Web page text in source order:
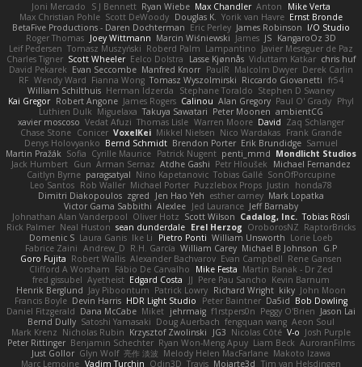
Joni Mercado S J Bennett Ryan Wiebe Max Chandler Anton
Mike Verta
Max Christian Pohle Scott DeWoody Douglas K. Yorik van Havre Ernst Bronde
BetaFive Productions - Daren Dochterman Eric Perley James Robinson I/O Studio
Roger Thomas Joey Wittmann Marcin Wiśniewski James JS KangaroOz 3D
Leif Pedersen Tomasz Muszyński Roberd Palm Lampantino Javier Meseguer de Paz
Charles Tigner Scott Wheeler Eelco Dolstra Lasse Kjønnås Viduttam Katkar chris huf
David Pekarek Evan Seccombe Manfred Knorr PaulR Malcolm Dwyer Derek Carlin
RF Wendy Ward Fianna Wong Tomasz Wyszolmirski Riccardo Giovanetti fr54
William Schilthuis Herman Idzerda Stephane Toraldo Stephen D Swaney
Kai Gregor Robert Angone James Rogers Calinou Alan Gregory Paul O' Grady Phyl
Luthien Dulk Miguelaxa Takuya Sawatari Peter Moonen ambientCG
xavier moscoso Vedat Afuzi Thomas Lisle Warren Moore David Zaq Schlanger
Chase Stone Conicer VoxelKei Mikkel Nielsen Nico Wardakas Frank Grande
Denys Holovyanko Bernd Schmidt Brendon Porter Erik Brundidge Samuel
Martin Pražák Sofia Cyrille Maurice Patrick Nugent penti_mmd Mondlicht Studios
Jack Humbert Gun Arman Sernaz Atdhe Gashi Petr Hloušek
Michael Fernandez
Caitlyn Byrne paragsatyal Nino Kapetanovic Tobias Gallé SonOfPorcupine
Leo Santos Rob Waller Michael Porter Puzzlebox Props Justin
honda78
Dimitri Diakopoulos zgred Jen Hao Yeh esther carney Mark Lopatka
Victor Gama Sabbithi Alexlee Jed Laurance Jeff Barnaby
Johnathan Alan Vanderpool Oliver Hotz Scott Wilson Cadalog, Inc. Tobias Rösli
Rick Palmer Neal Huston sean dunderdale Erel Herzog OroborosNZ RaptorBricks
Domenic S Laura Ganis Ike Li Pietro Ponti William Unsworth Lorie Loeb
Fabrice Zaini Andrew_D R.H. García William Carey Michael B Johnson
G.P
Goro Fujita Robert Wallis Alexander Bachvarov Evan Campbell Rene Gansen
Clifford A Worsham Fábio De Carvalho Mike Festa Martin Banak - Dr Zed
fred gissubel Ayetheist Edgard Costa JJ Pere Pau Sancho Kevin Barnum
Henrik Berglund Jay Piboontum Patrick Lowry Richard Wright kiky John Moon
Francis Boyle Devin Harris HDR Light Studio Peter Baintner Da5id Bob Dowling
Daniel Fitzgerald Dana McCabe Miket jehrmaig f1rstpers0n Peggy O'Brien Jason Lai
Bernd Dully Satoshi Yamasaki Doug Auerbach fengquan wang Aeon Soul
Mark Krenz Nicholas Rubin Krzysztof Zwolinski JG3 Nicolas Côté V-o Josh Purple
Peter Rittinger Benjamin Schechter Ryan Won-Meng Apuy Liam Beck AuroranFilms
Just Gollor Glyn Wolf 亮作 淡波 Melody Helen MacFarlane Makoto Izawa
Marc Lemoine Vadim Turchin Odin3D Travis Moiarte3d Tim van Helsdingen